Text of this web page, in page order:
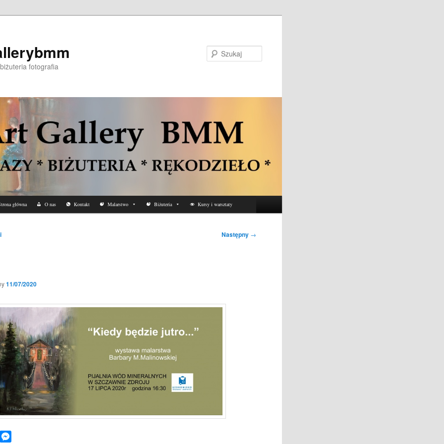
fotografia
główna O nas Kontakt Malarstwo Biżuteria Kursy i warsztaty
Następny →
11/07/2020
WhatsApp